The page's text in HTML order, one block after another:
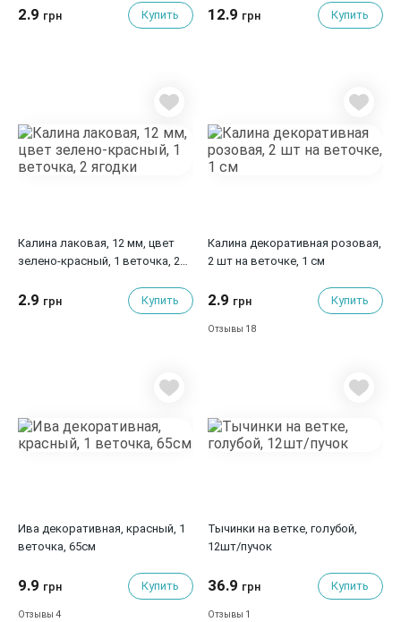
2.9 грн Купить 12.9 грн Купить
Калина лаковая, 12 мм, цвет
зелено-красный, 1 веточка, 2
2.9 грн Купить
Калина декоративная розовая,
2 шт на веточке, 1 см
2.9 грн Купить
Отзывы 18
Ива декоративная, красный, 1
веточка, 65см
9.9 грн Купить
Отзывы 4
Тычинки на ветке, голубой,
12шт/пучок
36.9 грн Купить
Отзывы 1